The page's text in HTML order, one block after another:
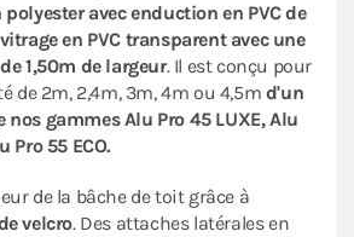
avec enduction en PVC de
vitrage en PVC transparent avec une
1,50m de largeur. Il est conçu pour
de 2m, 2,4m, 3m, 4m ou 4,5m d'un
gammes Alu Pro 45 LUXE, Alu
Pro 55 ECO.
de la bâche de toit grâce à
velcro. Des attaches latérales en